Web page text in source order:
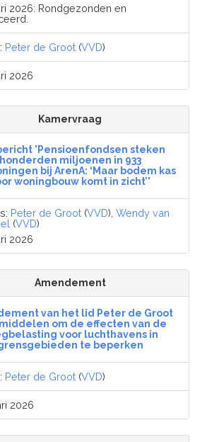
2026: Rondgezonden en
Peter de Groot (VVD)
2026
Kamervraag
'Pensioenfondsen steken
honderden miljoenen in 933
bij ArenA: ‘Maar bodem kas
woningbouw komt in zicht’'
Peter de Groot (VVD),Wendy van
(VVD)
2026
Amendement
van het lid Peter de Groot
om de effecten van de
voor luchthavens in
te beperken
Peter de Groot (VVD)
2026